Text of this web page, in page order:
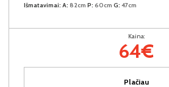
Išmatavimai: A: 82cm P: 60cm G: 47cm
Kaina:
64€
Plačiau